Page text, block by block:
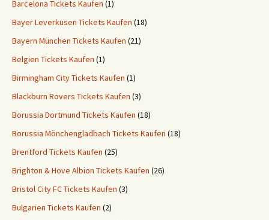
Barcelona Tickets Kaufen (1)
Bayer Leverkusen Tickets Kaufen (18)
Bayern München Tickets Kaufen (21)
Belgien Tickets Kaufen (1)
Birmingham City Tickets Kaufen (1)
Blackburn Rovers Tickets Kaufen (3)
Borussia Dortmund Tickets Kaufen (18)
Borussia Mönchengladbach Tickets Kaufen (18)
Brentford Tickets Kaufen (25)
Brighton & Hove Albion Tickets Kaufen (26)
Bristol City FC Tickets Kaufen (3)
Bulgarien Tickets Kaufen (2)